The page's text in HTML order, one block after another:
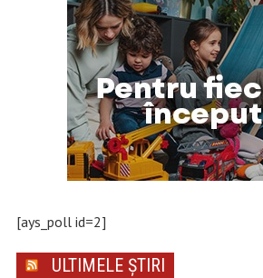
[ays_poll id=2]
ULTIMELE ȘTIRI